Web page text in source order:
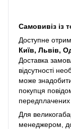
Самовивіз із
Доступне
Київ, Львів,
Доставка
відсутності
може
покупця
Для
менеджером,